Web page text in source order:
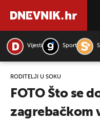
Vijesti Sport
RODITELJI U ŠOKU
FOTO Što se
zagrebačkom
PRETRAŽITE VIJESTI